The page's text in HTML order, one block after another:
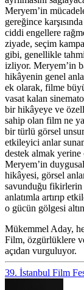
Meryem’in
gereğince
ciddi engellere
ziyade, seçim
gibi, genellikle
izliyor. Meryem’in
hikâyenin genel
ek olarak, filme
vasat kalan
bir hikâyeye ve
sahip olan film ne
bir türlü görsel
etkileyici anlar
destek almak yerine
Meryem’in
hikâyesi, görsel
savunduğu fikirlerin
anlatımla artırıp
o gücün gölgesi
Mükemmel Aday,
Film, özgürlüklere
açıdan vurguluyor.
39. İstanbul Film